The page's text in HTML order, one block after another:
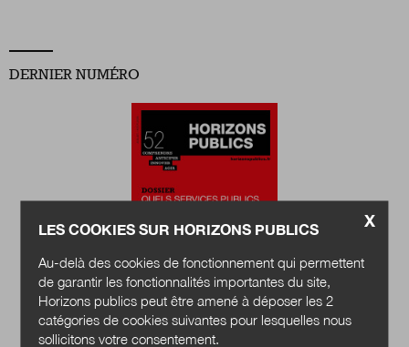
Nous suivre sur Twitter
DERNIER NUMÉRO
Quels services
X
LES COOKIES SUR HORIZONS PUBLICS
Au-delà des cookies de fonctionnement qui permettent
de garantir les fonctionnalités importantes du site,
Horizons publics peut être amené à déposer les 2
catégories de cookies suivantes pour lesquelles nous
sollicitons votre consentement.